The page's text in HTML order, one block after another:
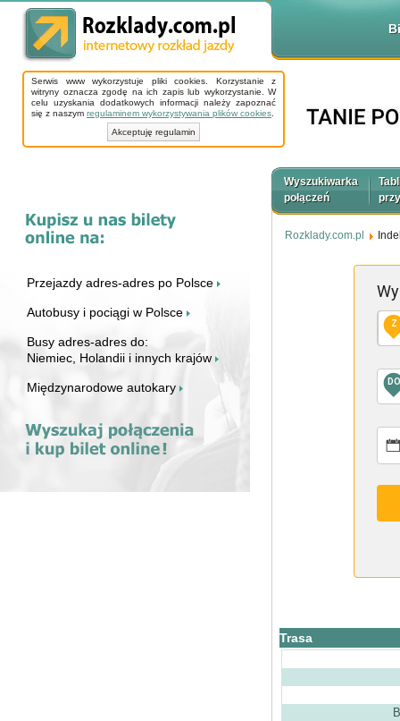
Serwis www wykorzystuje pliki cookies. Korzystanie z
witryny oznacza zgodę na ich zapis lub wykorzystanie. W
celu uzyskania dodatkowych informacji należy zapoznać
się z naszym regulaminem wykorzystywania plików cookies
Akceptuję regulamin
Przejazdy adres-adres po Polsce
Autobusy i pociągi w Polsce
Busy adres-adres do:
Niemiec, Holandii i innych krajów
Międzynarodowe autokary
Wyszukiwarka
połączeń
Rozklady.com.pl
Z
DO
Trasa